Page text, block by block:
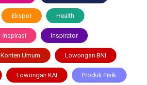
Ekspor Health
Inspirasi Inspirator
Konten Umum Lowongan BNI
Lowongan KAI Produk Fisik